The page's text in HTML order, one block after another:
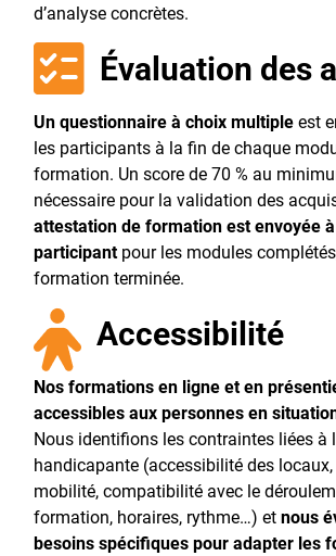
d’analyse concrètes.
Évaluation des
Un questionnaire à choix multiple est
les participants à la fin de chaque
formation. Un score de 70 % au
nécessaire pour la validation des
attestation de formation est envoyée
participantpour les modules
formation terminée.
Accessibilité
Nos formations en ligne et en
accessibles aux personnes en
Nous identifions les contraintes liées à
handicapante (accessibilité des
mobilité, compatibilité avec le
formation, horaires, rythme…) etnous
besoins spécifiques pour adapter les